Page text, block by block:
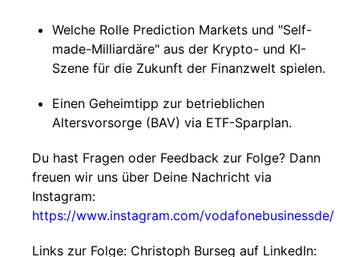
Welche Rolle Prediction Markets und "Self-
made-Milliardäre" aus der Krypto- und KI-
Szene für die Zukunft der Finanzwelt spielen.
Einen Geheimtipp zur betrieblichen
Altersvorsorge (BAV) via ETF-Sparplan.
Du hast Fragen oder Feedback zur Folge? Dann
freuen wir uns über Deine Nachricht via
Instagram:
https://www.instagram.com/vodafonebusinessde/
Links zur Folge: Christoph Burseg auf LinkedIn: